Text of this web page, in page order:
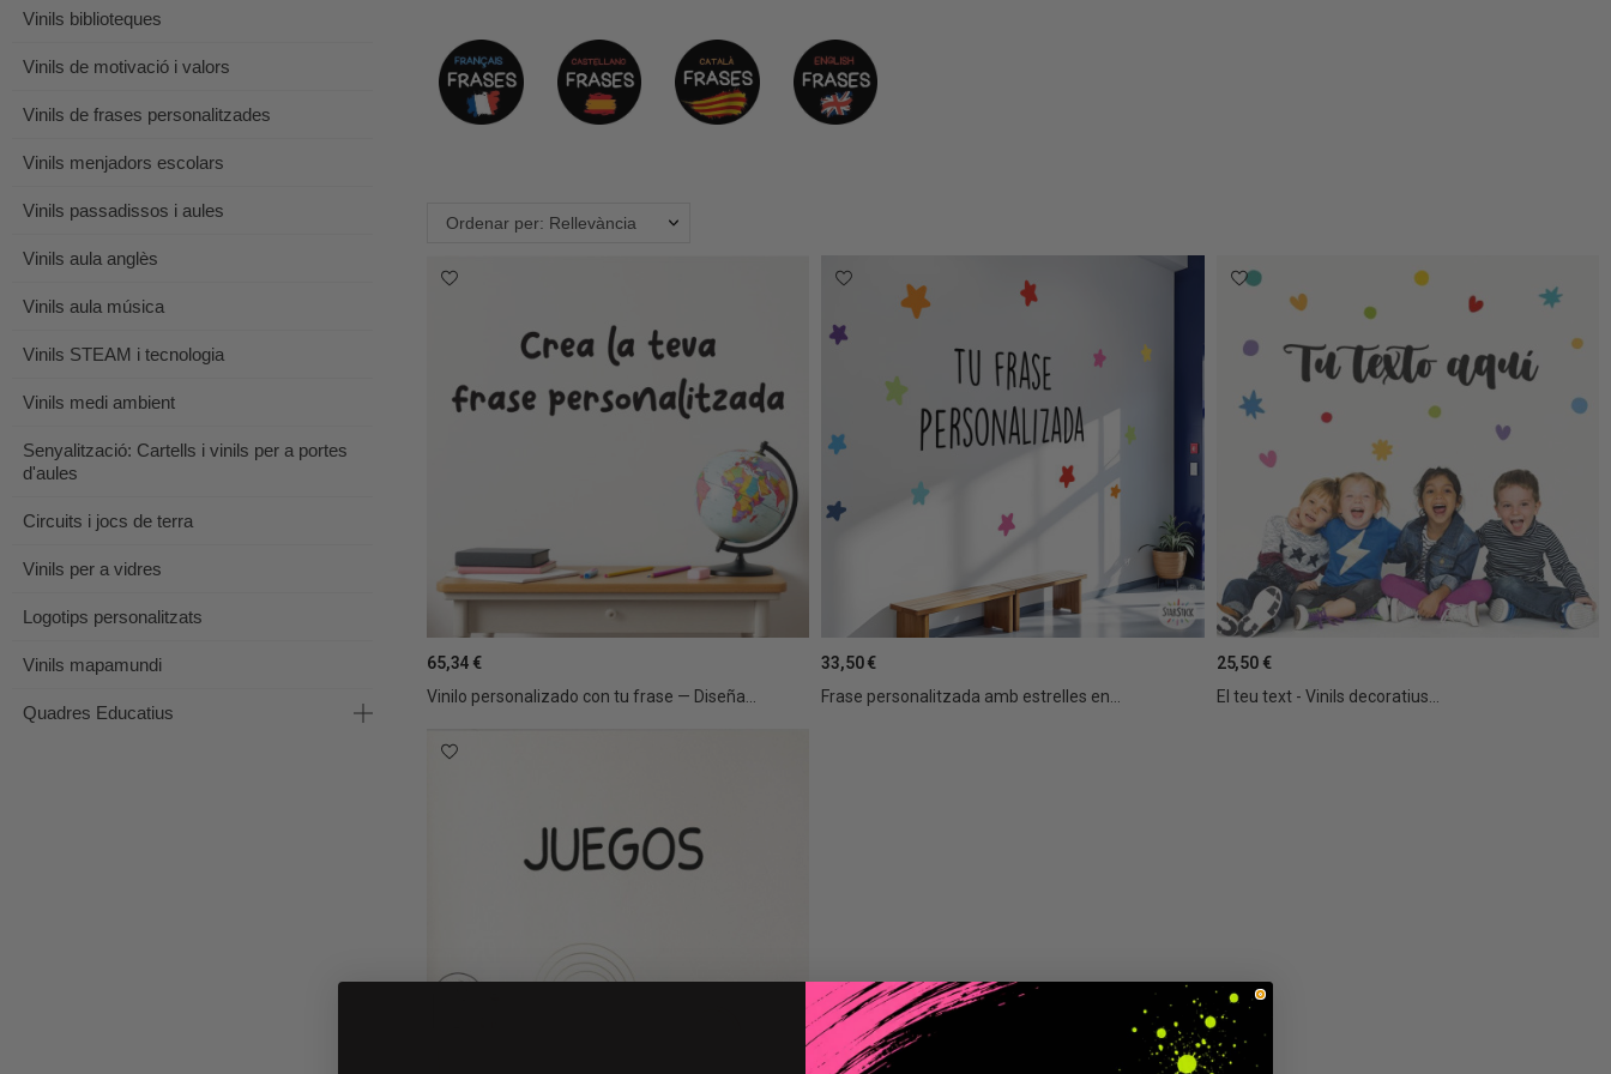
Vinils biblioteques
Vinils de motivació i valors
Vinils de frases personalitzades
Vinils menjadors escolars
Vinils passadissos i aules
Vinils aula anglès
Vinils aula música
Vinils STEAM i tecnologia
Vinils medi ambient
Senyalització: Cartells i vinils per a portes
d'aules
Circuits i jocs de terra
Vinils per a vidres
Logotips personalitzats
Vinils mapamundi
Quadres Educatius
Ordenar per: Rellevància
Vinilo personalizado con tu frase — Diseña...
65,34 €
Frase personalitzada amb estrelles en...
33,50 €
El teu text - Vinils decoratius...
25,50 €